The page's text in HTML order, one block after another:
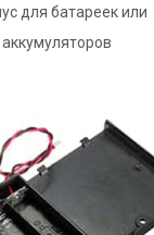
для батареек или
аккумуляторов